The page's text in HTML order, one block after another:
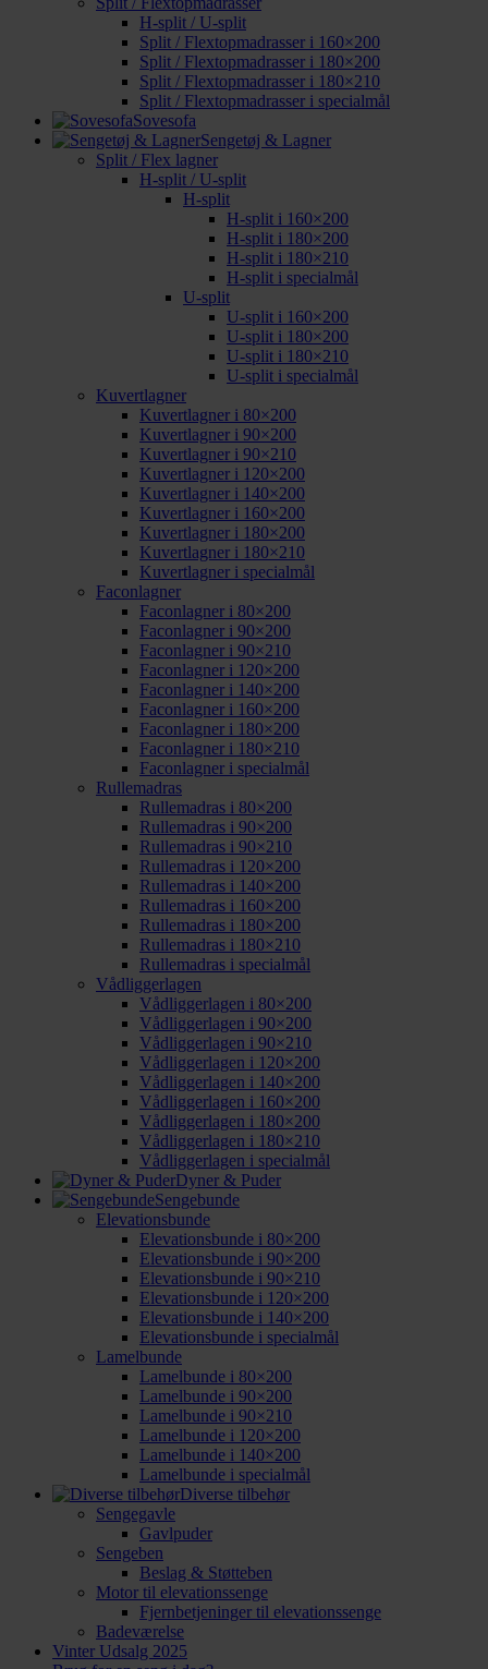
H-split / U-split
Split / Flextopmadrasser i 160×200
Split / Flextopmadrasser i 180×200
Split / Flextopmadrasser i 180×210
Split / Flextopmadrasser i specialmål
Sovesofa
Sengetøj & Lagner
Split / Flex lagner
H-split / U-split
H-split
H-split i 160×200
H-split i 180×200
H-split i 180×210
H-split i specialmål
U-split
U-split i 160×200
U-split i 180×200
U-split i 180×210
U-split i specialmål
Kuvertlagner
Kuvertlagner i 80×200
Kuvertlagner i 90×200
Kuvertlagner i 90×210
Kuvertlagner i 120×200
Kuvertlagner i 140×200
Kuvertlagner i 160×200
Kuvertlagner i 180×200
Kuvertlagner i 180×210
Kuvertlagner i specialmål
Faconlagner
Faconlagner i 80×200
Faconlagner i 90×200
Faconlagner i 90×210
Faconlagner i 120×200
Faconlagner i 140×200
Faconlagner i 160×200
Faconlagner i 180×200
Faconlagner i 180×210
Faconlagner i specialmål
Rullemadras
Rullemadras i 80×200
Rullemadras i 90×200
Rullemadras i 90×210
Rullemadras i 120×200
Rullemadras i 140×200
Rullemadras i 160×200
Rullemadras i 180×200
Rullemadras i 180×210
Rullemadras i specialmål
Vådliggerlagen
Vådliggerlagen i 80×200
Vådliggerlagen i 90×200
Vådliggerlagen i 90×210
Vådliggerlagen i 120×200
Vådliggerlagen i 140×200
Vådliggerlagen i 160×200
Vådliggerlagen i 180×200
Vådliggerlagen i 180×210
Vådliggerlagen i specialmål
Dyner & Puder
Sengebunde
Elevationsbunde
Elevationsbunde i 80×200
Elevationsbunde i 90×200
Elevationsbunde i 90×210
Elevationsbunde i 120×200
Elevationsbunde i 140×200
Elevationsbunde i specialmål
Lamelbunde
Lamelbunde i 80×200
Lamelbunde i 90×200
Lamelbunde i 90×210
Lamelbunde i 120×200
Lamelbunde i 140×200
Lamelbunde i specialmål
Diverse tilbehør
Sengegavle
Gavlpuder
Sengeben
Beslag & Støtteben
Motor til elevationssenge
Fjernbetjeninger til elevationssenge
Badeværelse
Vinter Udsalg 2025